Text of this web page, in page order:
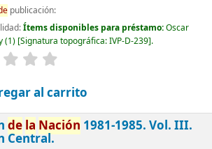
publicación:
Ítems disponibles para préstamo:Oscar
(1) Signatura topográfica:IVP-D-239 .
al carrito
de la Nación 1981-1985. Vol. III.
Central.